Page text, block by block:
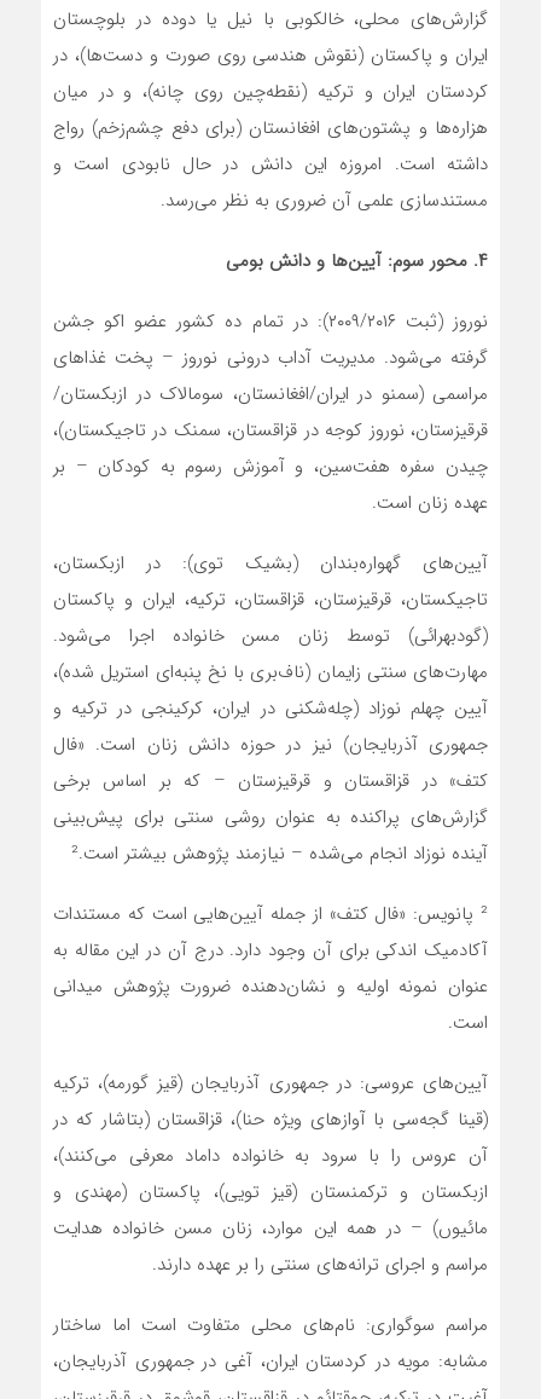
گزارش‌های محلی، خالکوبی با نیل یا دوده در بلوچستان
ایران و پاکستان (نقوش هندسی روی صورت و دست‌ها)، در
کردستان ایران و ترکیه (نقطه‌چین روی چانه)، و در میان
هزاره‌ها و پشتون‌های افغانستان (برای دفع چشم‌زخم) رواج
داشته است. امروزه این دانش در حال نابودی است و
مستندسازی علمی آن ضروری به نظر می‌رسد.
۴. محور سوم: آیین ها و دانش بومی
نوروز (ثبت ۲۰۰۹/۲۰۱۶): در تمام ده کشور عضو اکو جشن
گرفته می‌شود. مدیریت آداب درونی نوروز – پخت غذاهای
مراسمی (سمنو در ایران/افغانستان، سومالاک در ازبکستان/
قرقیزستان، نوروز کوجه در قزاقستان، سمنک در تاجیکستان)،
چیدن سفره هفت‌سین، و آموزش رسوم به کودکان – بر
عهده زنان است.
آیین‌های گهواره‌بندان (بشیک توی): در ازبکستان،
تاجیکستان، قرقیزستان، قزاقستان، ترکیه، ایران و پاکستان
(گودبھرائی) توسط زنان مسن خانواده اجرا می‌شود.
مهارت‌های سنتی زایمان (ناف‌بری با نخ پنبه‌ای استریل شده)،
آیین چهلم نوزاد (چله‌شکنی در ایران، کرکینجی در ترکیه و
جمهوری آذربایجان) نیز در حوزه دانش زنان است. «فال
کتف» در قزاقستان و قرقیزستان – که بر اساس برخی
گزارش‌های پراکنده به عنوان روشی سنتی برای پیش‌بینی
آینده نوزاد انجام می‌شده – نیازمند پژوهش بیشتر است.²
² پانویس: «فال کتف» از جمله آیین‌هایی است که مستندات
آکادمیک اندکی برای آن وجود دارد. درج آن در این مقاله به
عنوان نمونه اولیه و نشان‌دهنده ضرورت پژوهش میدانی
است.
آیین‌های عروسی: در جمهوری آذربایجان (قیز گورمه)، ترکیه
(قینا گجه‌سی با آوازهای ویژه حنا)، قزاقستان (بتاشار که در
آن عروس را با سرود به خانواده داماد معرفی می‌کنند)،
ازبکستان و ترکمنستان (قیز تویی)، پاکستان (مهندی و
مائیوں) – در همه این موارد، زنان مسن خانواده هدایت
مراسم و اجرای ترانه‌های سنتی را بر عهده دارند.
مراسم سوگواری: نام‌های محلی متفاوت است اما ساختار
مشابه: مویه در کردستان ایران، آغی در جمهوری آذربایجان،